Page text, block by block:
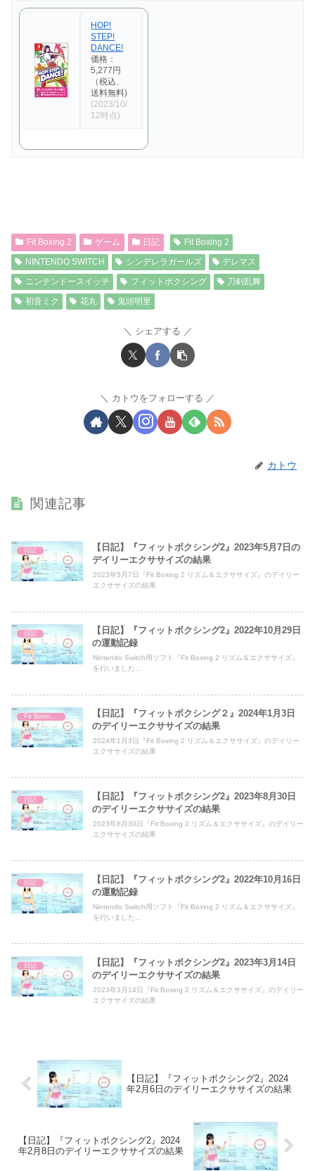
HOP!
STEP!
DANCE!
価格：
5,277円
（税込、
送料無料)
(2023/10/
12時点)
Fit Boxing 2 ゲーム 日記
Fit Boxing 2
NINTENDO SWITCH
シンデレラガールズ
デレマス
ニンテンドースイッチ
フィットボクシング
刀剣乱舞
初音ミク
花丸 鬼頭明里
シェアする
カトウをフォローする
カトウ
関連記事
日記
【日記】『フィットボクシング2』2023年5月7日の
デイリーエクササイズの結果
2023年5月7日『Fit Boxing 2 リズム＆エクササイズ』のデイリー
エクササイズの結果
日記
【日記】『フィットボクシング2』2022年10月29日
の運動記録
Nintendo Switch用ソフト『Fit Boxing 2 リズム＆エクササイズ』
を行いました...
Fit Boxing 2
【日記】『フィットボクシング２』2024年1月3日
のデイリーエクササイズの結果
2024年1月3日『Fit Boxing 2 リズム＆エクササイズ』のデイリー
エクササイズの結果
日記
【日記】『フィットボクシング2』2023年8月30日
のデイリーエクササイズの結果
2023年8月30日『Fit Boxing 2 リズム＆エクササイズ』のデイリー
エクササイズの結果
日記
【日記】『フィットボクシング2』2022年10月16日
の運動記録
Nintendo Switch用ソフト『Fit Boxing 2 リズム＆エクササイズ』
を行いました...
日記
【日記】『フィットボクシング2』2023年3月14日
のデイリーエクササイズの結果
2023年3月14日『Fit Boxing 2 リズム＆エクササイズ』のデイリー
エクササイズの結果
【日記】『フィットボクシング2』2024
年2月6日のデイリーエクササイズの結果
【日記】『フィットボクシング2』2024
年2月8日のデイリーエクササイズの結果